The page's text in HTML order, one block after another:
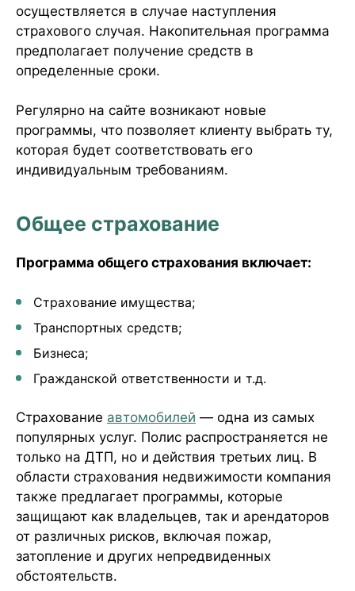
осуществляется в случае наступления
страхового случая. Накопительная программа
предполагает получение средств в
определенные сроки.
Регулярно на сайте возникают новые
программы, что позволяет клиенту выбрать ту,
которая будет соответствовать его
индивидуальным требованиям.
Общее страхование
Программа общего страхования включает:
Страхование имущества;
Транспортных средств;
Бизнеса;
Гражданской ответственности и т.д.
Страхование автомобилей — одна из самых
популярных услуг. Полис распространяется не
только на ДТП, но и действия третьих лиц. В
области страхования недвижимости компания
также предлагает программы, которые
защищают как владельцев, так и арендаторов
от различных рисков, включая пожар,
затопление и других непредвиденных
обстоятельств.